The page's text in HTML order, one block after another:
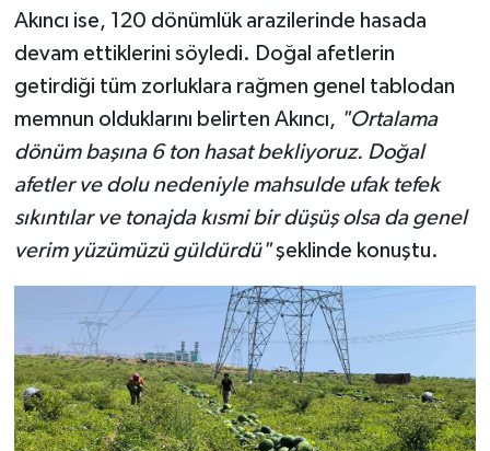
Akıncı ise, 120 dönümlük arazilerinde hasada
devam ettiklerini söyledi. Doğal afetlerin
getirdiği tüm zorluklara rağmen genel tablodan
memnun olduklarını belirten Akıncı, "Ortalama
dönüm başına 6 ton hasat bekliyoruz. Doğal
afetler ve dolu nedeniyle mahsulde ufak tefek
sıkıntılar ve tonajda kısmi bir düşüş olsa da genel
verim yüzümüzü güldürdü"şeklinde konuştu.